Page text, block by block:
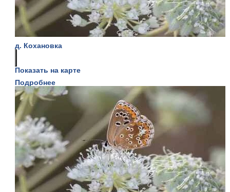
д. Кохановка
Показать на карте
Подробнее